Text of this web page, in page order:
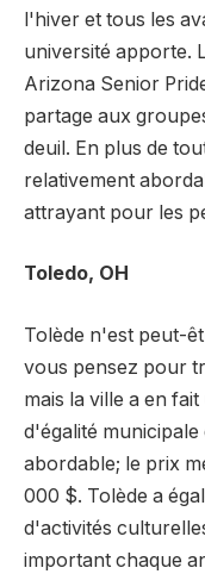
l'hiver et tous les
université apporte.
Arizona Senior
partage aux
deuil. En plus de
relativement
attrayant pour les
Toledo, OH
Tolède n'est peut-
vous pensez pour
mais la ville a en
d'égalité municipale
abordable; le prix
000 $. Tolède a
d'activités
important chaque